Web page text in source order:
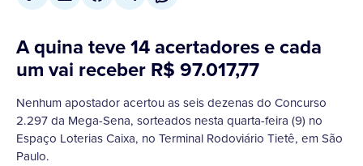
A quina teve 14 acertadores e cada
um vai receber R$ 97.017,77
Nenhum apostador acertou as seis dezenas do Concurso
2.297 da Mega-Sena, sorteados nesta quarta-feira (9) no
Espaço Loterias Caixa, no Terminal Rodoviário Tietê, em São
Paulo.